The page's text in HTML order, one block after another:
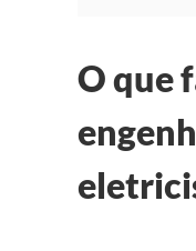
O que